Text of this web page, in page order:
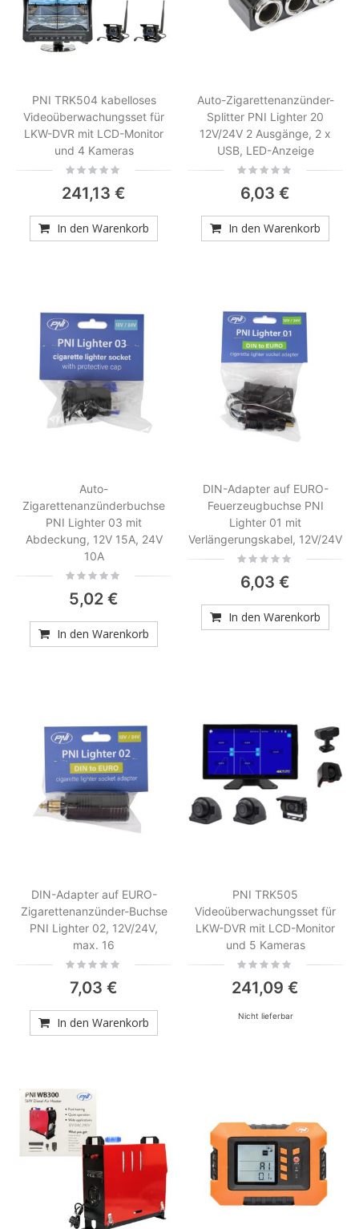
PNI TRK504 kabelloses
Videoüberwachungsset für
LKW-DVR mit LCD-Monitor
und 4 Kameras
Rating:
241,13 €
In den Warenkorb
Auto-Zigarettenanzünder-
Splitter PNI Lighter 20
12V/24V 2 Ausgänge, 2 x
USB, LED-Anzeige
Rating:
6,03 €
In den Warenkorb
Auto-
Zigarettenanzünderbuchse
PNI Lighter 03 mit
Abdeckung, 12V 15A, 24V
10A
Rating:
5,02 €
In den Warenkorb
DIN-Adapter auf EURO-
Feuerzeugbuchse PNI
Lighter 01 mit
Verlängerungskabel, 12V/24V
Rating:
6,03 €
In den Warenkorb
DIN-Adapter auf EURO-
Zigarettenanzünder-Buchse
PNI Lighter 02, 12V/24V,
max. 16
Rating:
7,03 €
In den Warenkorb
PNI TRK505
Videoüberwachungsset für
LKW-DVR mit LCD-Monitor
und 5 Kameras
Rating:
241,09 €
Nicht lieferbar